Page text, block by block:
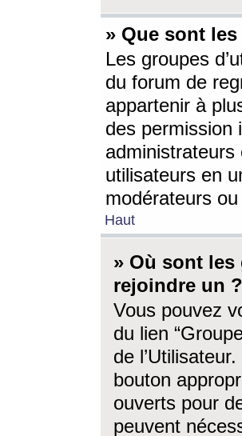
» Que sont
Les groupes
du forum de
appartenir à
des permission
administrateurs
utilisateurs en
modérateurs
Haut
» Où sont les
rejoindre un ?
Vous pouvez
du lien
de
bouton
ouverts pour
peuvent